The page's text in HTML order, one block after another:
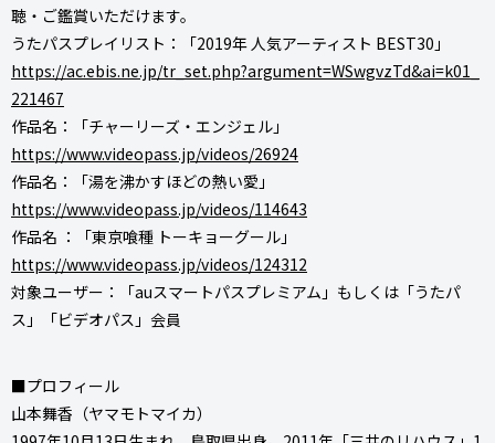
聴・ご鑑賞いただけます。
うたパスプレイリスト：「2019年 人気アーティスト BEST30」
https://ac.ebis.ne.jp/tr_set.php?argument=WSwgvzTd&ai=k01_
221467
作品名：「チャーリーズ・エンジェル」
https://www.videopass.jp/videos/26924
作品名：「湯を沸かすほどの熱い愛」
https://www.videopass.jp/videos/114643
作品名 ：「東京喰種 トーキョーグール」
https://www.videopass.jp/videos/124312
対象ユーザー：「auスマートパスプレミアム」もしくは「うたパ
ス」「ビデオパス」会員
■プロフィール
山本舞香（ヤマモトマイカ）